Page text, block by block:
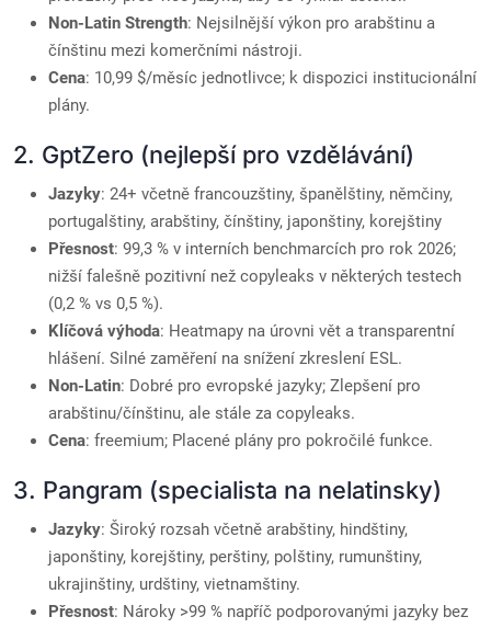
Non-Latin Strength: Nejsilnější výkon pro arabštinu a
čínštinu mezi komerčními nástroji.
Cena: 10,99 $/měsíc jednotlivce; k dispozici institucionální
plány.
2. GptZero (nejlepší pro vzdělávání)
Jazyky: 24+ včetně francouzštiny, španělštiny, němčiny,
portugalštiny, arabštiny, čínštiny, japonštiny, korejštiny
Přesnost: 99,3 % v interních benchmarcích pro rok 2026;
nižší falešně pozitivní než copyleaks v některých testech
(0,2 % vs 0,5 %).
Klíčová výhoda: Heatmapy na úrovni vět a transparentní
hlášení. Silné zaměření na snížení zkreslení ESL.
Non-Latin: Dobré pro evropské jazyky; Zlepšení pro
arabštinu/čínštinu, ale stále za copyleaks.
Cena: freemium; Placené plány pro pokročilé funkce.
3. Pangram (specialista na nelatinsky)
Jazyky: Široký rozsah včetně arabštiny, hindštiny,
japonštiny, korejštiny, perštiny, polštiny, rumunštiny,
ukrajinštiny, urdštiny, vietnamštiny.
Přesnost: Nároky >99 % napříč podporovanými jazyky bez